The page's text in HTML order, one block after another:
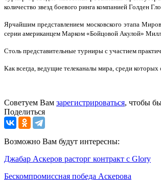
количество звезд боевого ринга компанией Голден
Ярчайшим представлением московского этапа
серии американцем Марком «Бойцовой Акулой»
Столь представительные турниры с участием
Как всегда, ведущие телеканалы мира, среди
Советуем Вам зарегистрироваться, чтобы
Поделиться
Возможно Вам будут интересны:
Джабар Аскеров расторг контракт с Glory
Бескомпромиссная победа Аскерова